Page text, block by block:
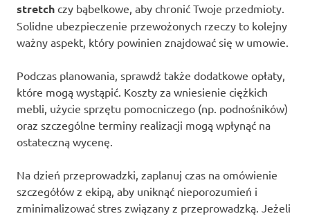
stretch czy bąbelkowe, aby chronić Twoje przedmioty.
Solidne ubezpieczenie przewożonych rzeczy to kolejny
ważny aspekt, który powinien znajdować się w umowie.
Podczas planowania, sprawdź także dodatkowe opłaty,
które mogą wystąpić. Koszty za wniesienie ciężkich
mebli, użycie sprzętu pomocniczego (np. podnośników)
oraz szczególne terminy realizacji mogą wpłynąć na
ostateczną wycenę.
Na dzień przeprowadzki, zaplanuj czas na omówienie
szczegółów z ekipą, aby uniknąć nieporozumień i
zminimalizować stres związany z przeprowadzką. Jeżeli